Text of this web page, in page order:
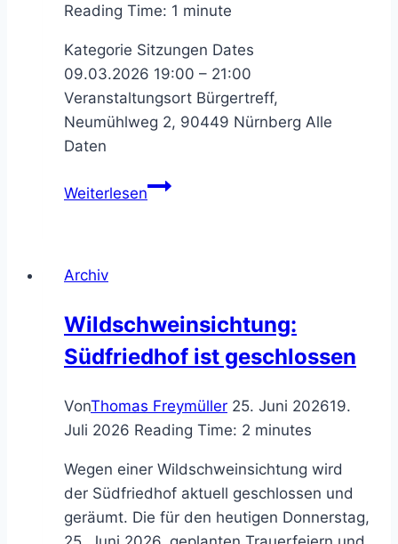
Reading Time: 1 minute
Kategorie Sitzungen Dates
09.03.2026 19:00 – 21:00
Veranstaltungsort Bürgertreff,
Neumühlweg 2, 90449 Nürnberg Alle
Daten
WeiterlesenVorstandssitzung
Archiv
Wildschweinsichtung:
Südfriedhof ist geschlossen
VonThomas Freymüller 25. Juni 202619.
Juli 2026 Reading Time: 2 minutes
Wegen einer Wildschweinsichtung wird
der Südfriedhof aktuell geschlossen und
geräumt. Die für den heutigen Donnerstag,